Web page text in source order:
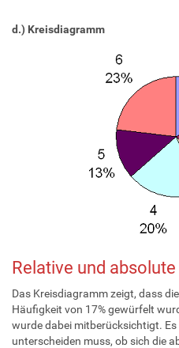
d.) Kreisdiagramm
Relative und
Das Kreisdiagramm zeigt, dass
Häufigkeit von 17% gewürfelt
wurde dabei mitberücksichtigt.
unterscheiden muss, ob sich die